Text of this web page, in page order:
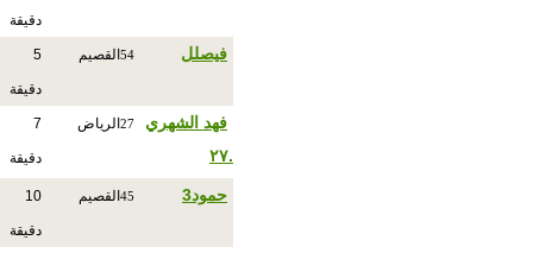
دقيقة
فيصلل 54 القصيم 5
دقيقة
فهد الشهري
.٢٧
27 الرياض 7
دقيقة
حمود3 45 القصيم 10
دقيقة